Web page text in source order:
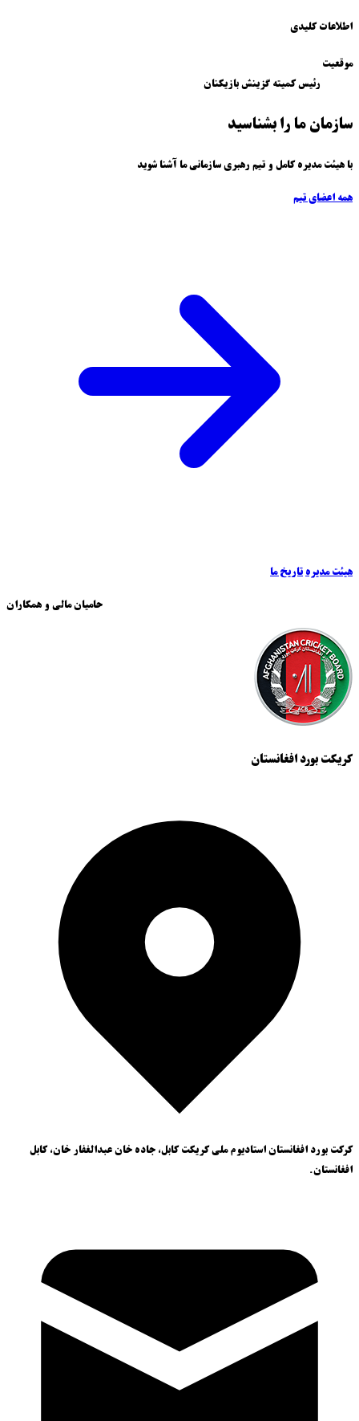
اطلاعات کلیدی
موقعیت
رئیس کمیته گزینش بازیکنان
سازمان ما را بشناسید
با هیئت مدیره کامل و تیم رهبری سازمانی ما آشنا شوید
همه اعضای تیم
هیئت مدیرهتاریخ ما
حامیان مالی و همکاران
کریکت بورد افغانستان
کرکت بورد افغانستان استادیوم ملی کریکت کابل، جاده خان عبدالغفار خان، کابل
افغانستان.